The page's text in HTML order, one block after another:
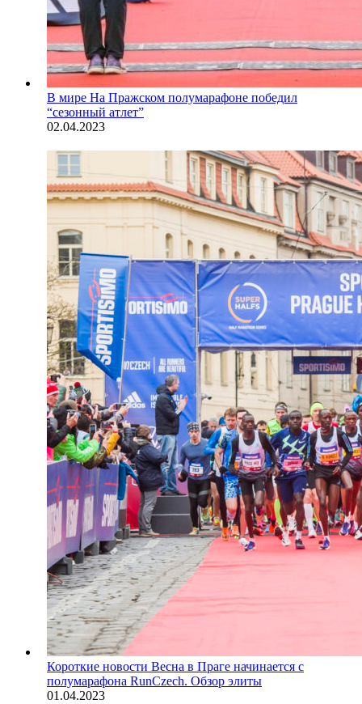
В мире На Пражском полумарафоне победил
“сезонный атлет”
02.04.2023
Короткие новости Весна в Праге начинается с
полумарафона RunCzech. Обзор элиты
01.04.2023